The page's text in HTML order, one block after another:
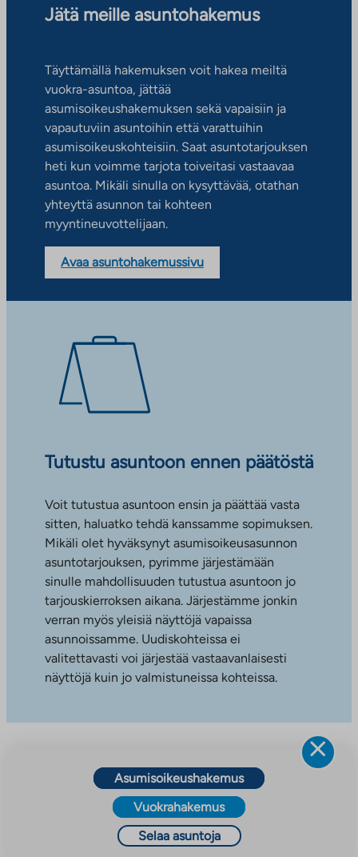
Jätä meille asuntohakemus
Täyttämällä hakemuksen voit hakea meiltä
vuokra-asuntoa, jättää
asumisoikeushakemuksen sekä vapaisiin ja
vapautuviin asuntoihin että varattuihin
asumisoikeuskohteisiin. Saat asuntotarjouksen
heti kun voimme tarjota toiveitasi vastaavaa
asuntoa. Mikäli sinulla on kysyttävää, otathan
yhteyttä asunnon tai kohteen
myyntineuvottelijaan.
Avaa asuntohakemussivu
Tutustu asuntoon ennen päätöstä
Voit tutustua asuntoon ensin ja päättää vasta
sitten, haluatko tehdä kanssamme sopimuksen.
Mikäli olet hyväksynyt asumisoikeusasunnon
asuntotarjouksen, pyrimme järjestämään
sinulle mahdollisuuden tutustua asuntoon jo
tarjouskierroksen aikana. Järjestämme jonkin
verran myös yleisiä näyttöjä vapaissa
asunnoissamme. Uudiskohteissa ei
valitettavasti voi järjestää vastaavanlaisesti
näyttöjä kuin jo valmistuneissa kohteissa.
Asumisoikeushakemus
Vuokrahakemus
Selaa asuntoja